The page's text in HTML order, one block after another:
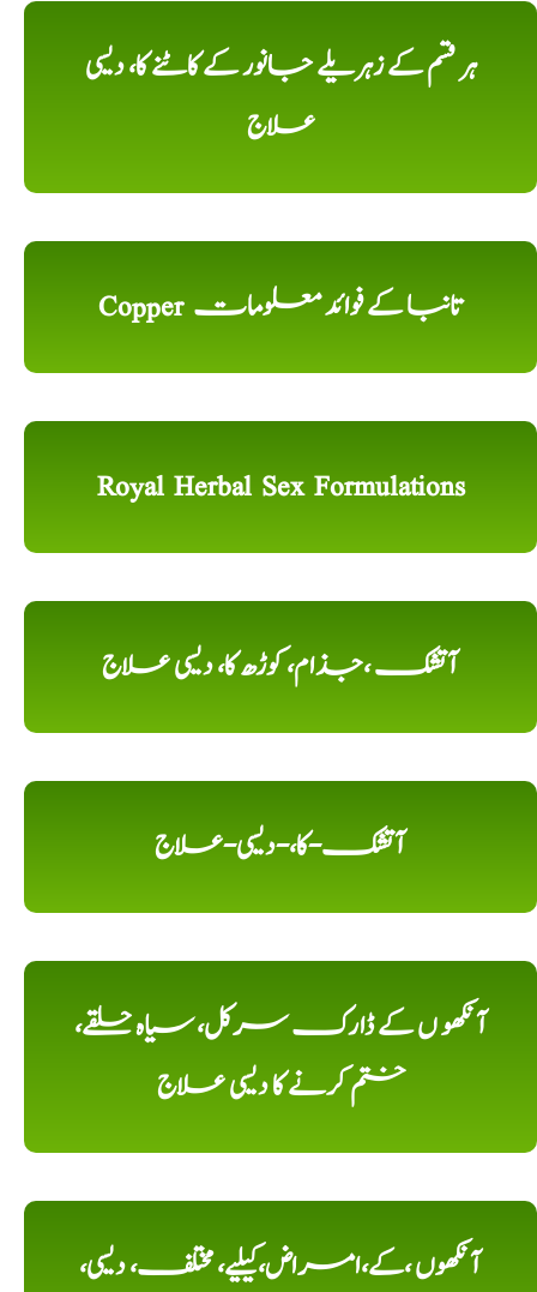
ہر قسم کے زہریلے جانور کے کاٹنے کا، دیسی
علاج
Copper تانبا کے فوائد معلومات
Royal Herbal Sex Formulations
آتشک ،جذام، کوڑھ کا، دیسی علاج
آتشک-کا،-دیسی-علاج
آنکھو ں کے ڈارک سرکل، سیاہ حلقے،
ختم کرنے کا دیسی علاج
آنکھوں ،کے،امراض،کیلیے، مختلف، دیسی،